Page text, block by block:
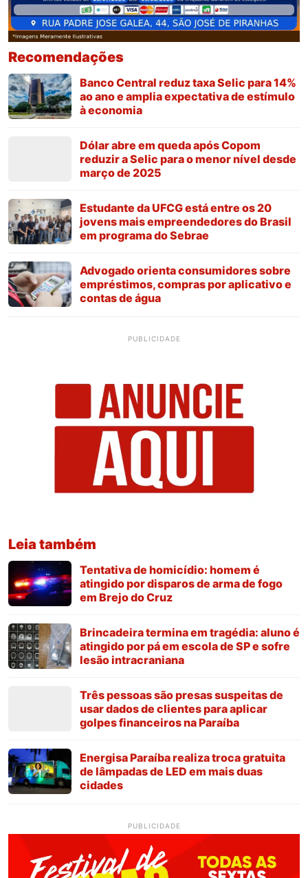
Recomendações
Banco Central reduz taxa Selic para 14%
ao ano e amplia expectativa de estímulo
à economia
Dólar abre em queda após Copom
reduzir a Selic para o menor nível desde
março de 2025
Estudante da UFCG está entre os 20
jovens mais empreendedores do Brasil
em programa do Sebrae
Advogado orienta consumidores sobre
empréstimos, compras por aplicativo e
contas de água
PUBLICIDADE
Leia também
Tentativa de homicídio: homem é
atingido por disparos de arma de fogo
em Brejo do Cruz
Brincadeira termina em tragédia: aluno é
atingido por pá em escola de SP e sofre
lesão intracraniana
Três pessoas são presas suspeitas de
usar dados de clientes para aplicar
golpes financeiros na Paraíba
Energisa Paraíba realiza troca gratuita
de lâmpadas de LED em mais duas
cidades
PUBLICIDADE